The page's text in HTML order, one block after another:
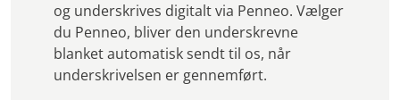
og underskrives digitalt via Penneo. Vælger
du Penneo, bliver den underskrevne
blanket automatisk sendt til os, når
underskrivelsen er gennemført.